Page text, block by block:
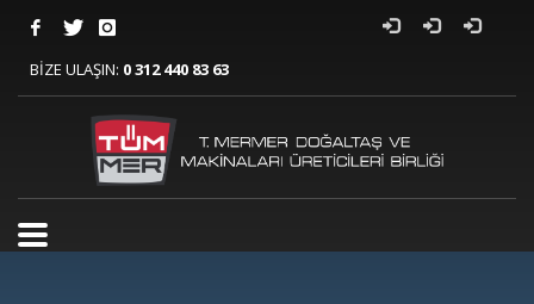
BİZE ULAŞIN: 0 312 440 83 63